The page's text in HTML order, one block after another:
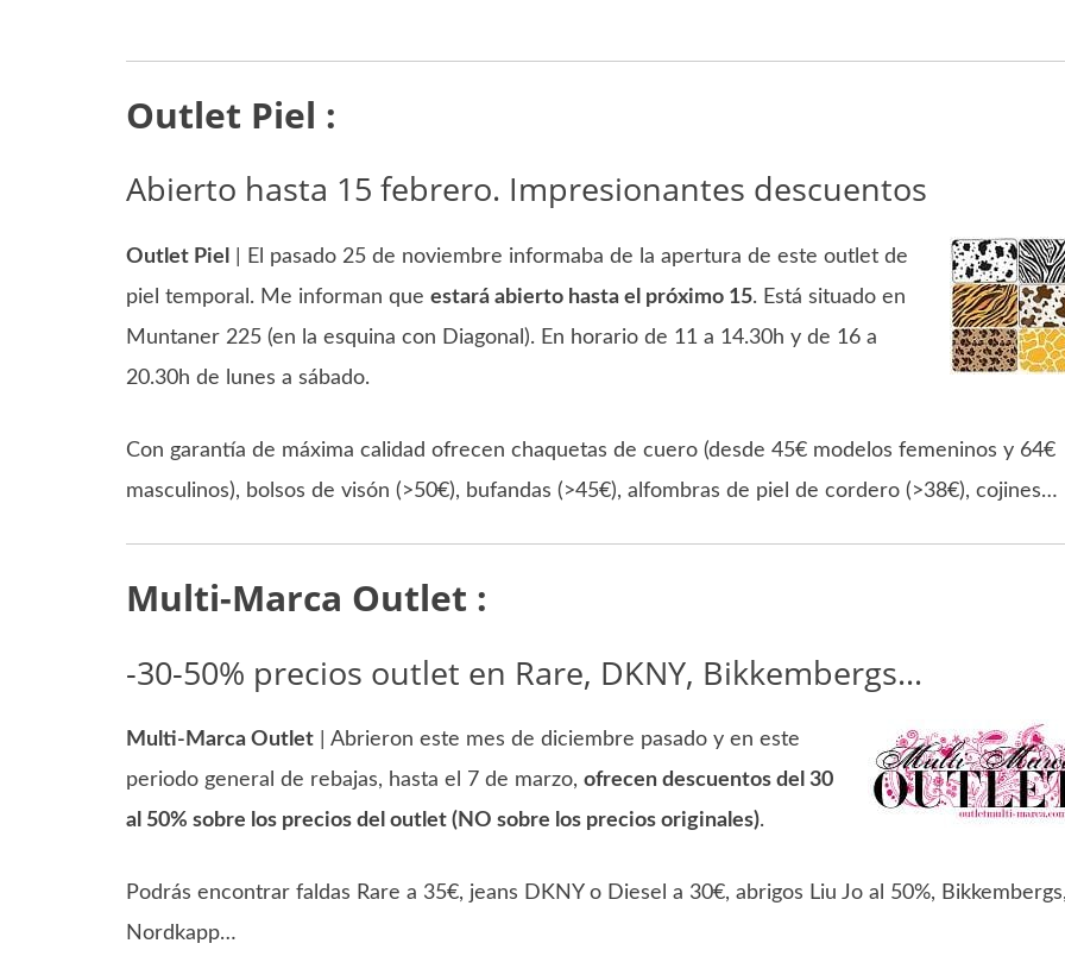
Outlet Piel :
Abierto hasta 15 febrero. Impresionantes descuentos
Outlet Piel
| El pasado 25 de noviembre informaba de la apertura de este outlet de
piel temporal. Me informan que estará abierto hasta el próximo 15. Está situado en
Muntaner 225 (en la esquina con Diagonal). En horario de 11 a 14.30h y de 16 a
20.30h de lunes a sábado.
Con garantía de máxima calidad ofrecen chaquetas de cuero (desde 45€ modelos femeninos y 64€
masculinos), bolsos de visón (>50€), bufandas (>45€), alfombras de piel de cordero (>38€), cojines…
Multi-Marca Outlet :
-30-50% precios outlet en Rare, DKNY, Bikkembergs…
Multi-Marca Outlet| Abrieron este mes de diciembre pasado y en este
periodo general de rebajas, hasta el 7 de marzo, ofrecen descuentos del 30
al 50% sobre los precios del outlet (NO sobre los precios originales).
Podrás encontrar faldas Rare a 35€, jeans DKNY o Diesel a 30€, abrigos Liu Jo al 50%,
Nordkapp…